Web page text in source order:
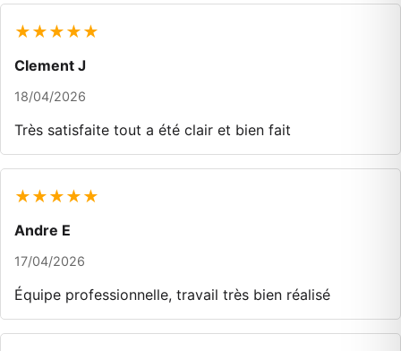
★★★★★
Clement J
18/04/2026
Très satisfaite tout a été clair et bien fait
★★★★★
Andre E
17/04/2026
Équipe professionnelle, travail très bien réalisé